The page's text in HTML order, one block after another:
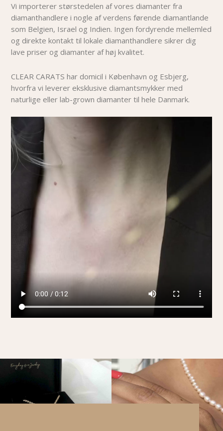
Vi importerer størstedelen af vores diamanter fra
diamanthandlere i nogle af verdens førende diamantlande
som Belgien, Israel og Indien. Ingen fordyrende mellemled
og direkte kontakt til lokale diamanthandlere sikrer dig
lave priser og diamanter af høj kvalitet.
CLEAR CARATS har domicil i København og Esbjerg,
hvorfra vi leverer eksklusive diamantsmykker med
naturlige eller lab-grown diamanter til hele Danmark.